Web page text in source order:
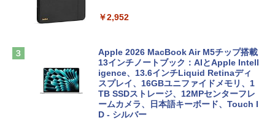
￥2,952
Apple 2026 MacBook Air M5チップ搭載
13インチノートブック：AIとApple Intell
igence、13.6インチLiquid Retinaディ
スプレイ、16GBユニファイドメモリ、1
TB SSDストレージ、12MPセンターフレ
ームカメラ、日本語キーボード、Touch I
D - シルバー